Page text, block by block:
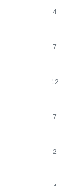
4
7
12
7
2